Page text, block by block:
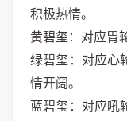
积极热情。
黄碧玺：对应胃
绿碧玺：对应心
情开阔。
蓝碧玺：对应吼